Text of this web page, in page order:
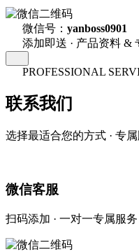
微信号： yanboss0901
添加即送 · 产品资料 &
PROFESSIONAL
联系我们
选择最适合您的方式 · 专
微信客服
扫码添加 · 一对一专属服务